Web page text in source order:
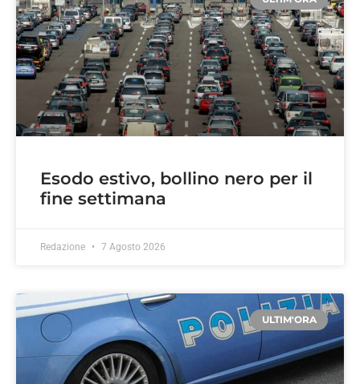
Esodo estivo, bollino nero per il
fine settimana
Redazione 7 Agosto 2026
ULTIM'ORA